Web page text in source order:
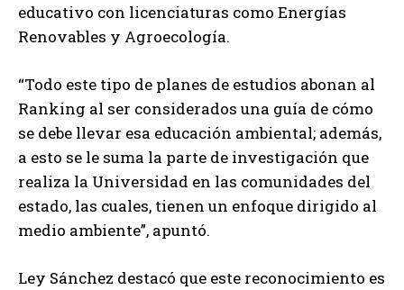
educativo con licenciaturas como Energías
Renovables y Agroecología.
“Todo este tipo de planes de estudios abonan al
Ranking al ser considerados una guía de cómo
se debe llevar esa educación ambiental; además,
a esto se le suma la parte de investigación que
realiza la Universidad en las comunidades del
estado, las cuales, tienen un enfoque dirigido al
medio ambiente”, apuntó.
Ley Sánchez destacó que este reconocimiento es